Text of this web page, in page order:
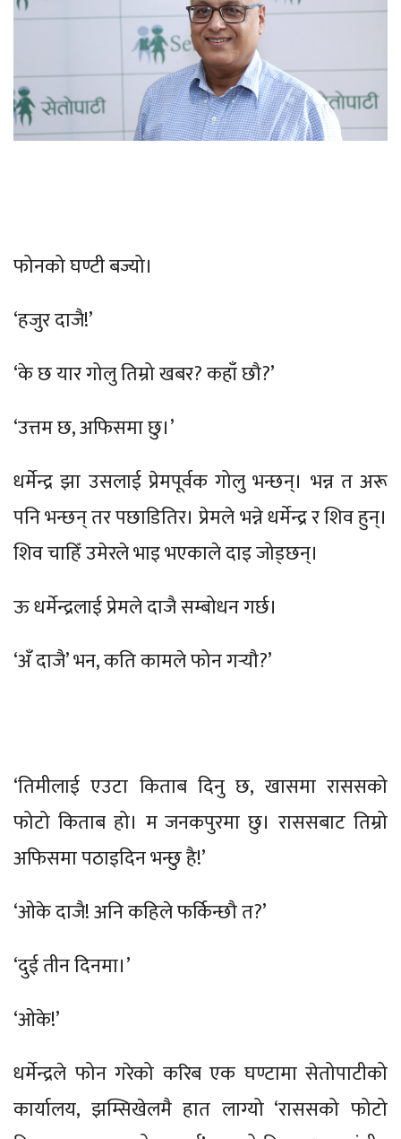
फोनको घण्टी बज्यो।
‘हजुर दाजै!’
‘के छ यार गोलु तिम्रो खबर? कहाँ छौ?’
‘उत्तम छ, अफिसमा छु।’
धर्मेन्द्र झा उसलाई प्रेमपूर्वक गोलु भन्छन्। भन्न त अरू
पनि भन्छन् तर पछाडितिर। प्रेमले भन्ने धर्मेन्द्र र शिव हुन्।
शिव चाहिँ उमेरले भाइ भएकाले दाइ जोड्छन्।
ऊ धर्मेन्द्रलाई प्रेमले दाजै सम्बोधन गर्छ।
‘अँ दाजै’ भन, कति कामले फोन गर्‍यौ?’
‘तिमीलाई एउटा किताब दिनु छ, खासमा राससको
फोटो किताब हो। म जनकपुरमा छु। राससबाट तिम्रो
अफिसमा पठाइदिन भन्छु है!’
‘ओके दाजै! अनि कहिले फर्किन्छौ त?’
‘दुई तीन दिनमा।’
‘ओके!’
धर्मेन्द्रले फोन गरेको करिब एक घण्टामा सेतोपाटीको
कार्यालय, झम्सिखेलमै हात लाग्यो ‘राससको फोटो